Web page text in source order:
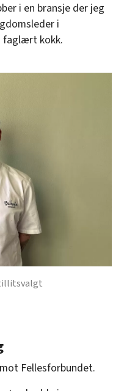
i en bransje der jeg
i
faglært kokk.
tillitsvalgt
Fellesforbundet.